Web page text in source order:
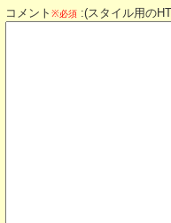
コメント ※必須 :(スタイル用の